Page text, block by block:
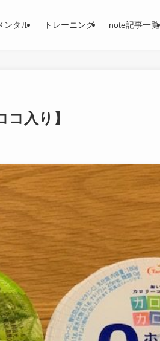
ンタル トレーニング note記事一覧
入り】